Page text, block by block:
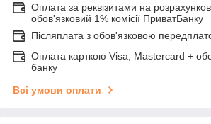
Оплата за реквізитами на
обов'язковий 1% комісії ПриватБанку
Післяплата з обов'язковою
Оплата карткою Visa, Mastercard +
банку
Всі умови оплати